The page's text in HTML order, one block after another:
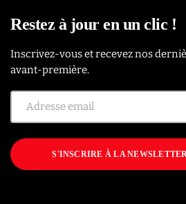
Restez à jour en un clic !
Inscrivez-vous et recevez nos
avant-première.
S'INSCRIRE À LA